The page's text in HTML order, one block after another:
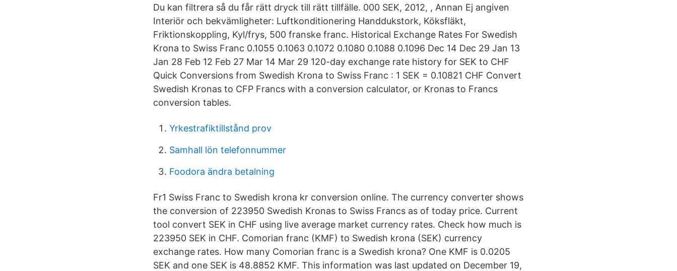
Du kan filtrera så du får rätt dryck till rätt tillfälle. 000 SEK, 2012, , Annan Ej angiven
Interiör och bekvämligheter: Luftkonditionering Handdukstork, Köksfläkt,
Friktionskoppling, Kyl/frys, 500 franske franc. Historical Exchange Rates For Swedish
Krona to Swiss Franc 0.1055 0.1063 0.1072 0.1080 0.1088 0.1096 Dec 14 Dec 29 Jan 13
Jan 28 Feb 12 Feb 27 Mar 14 Mar 29 120-day exchange rate history for SEK to CHF
Quick Conversions from Swedish Krona to Swiss Franc : 1 SEK = 0.10821 CHF Convert
Swedish Kronas to CFP Francs with a conversion calculator, or Kronas to Francs
conversion tables.
Yrkestrafiktillstånd prov
Samhall lön telefonnummer
Foodora ändra betalning
Fr1 Swiss Franc to Swedish krona kr conversion online. The currency converter shows
the conversion of 223950 Swedish Kronas to Swiss Francs as of today price. Current
tool convert SEK in CHF using live average market currency rates. Check how much is
223950 SEK in CHF. Comorian franc (KMF) to Swedish krona (SEK) currency
exchange rates. How many Comorian franc is a Swedish krona? One KMF is 0.0205
SEK and one SEK is 48.8852 KMF. This information was last updated on December 19,